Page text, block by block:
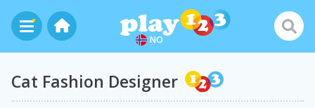
NO
Cat Fashion Designer